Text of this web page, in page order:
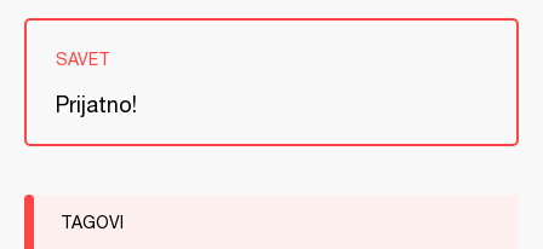
SAVET
Prijatno!
TAGOVI